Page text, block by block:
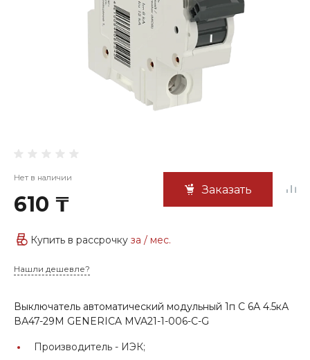
Нет в наличии
610 ₸
Заказать
Купить в рассрочку за / мес.
Нашли дешевле?
Выключатель автоматический модульный 1п C 6А 4.5кА
ВА47-29М GENERICA MVA21-1-006-C-G
Производитель - ИЭК;